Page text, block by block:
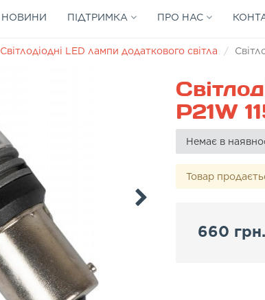
НОВИНИ ПІДТРИМКА ПРО НАС
Світлодіодні LED лампи додаткового світла
P21W
Немає в
Товар
660 грн.